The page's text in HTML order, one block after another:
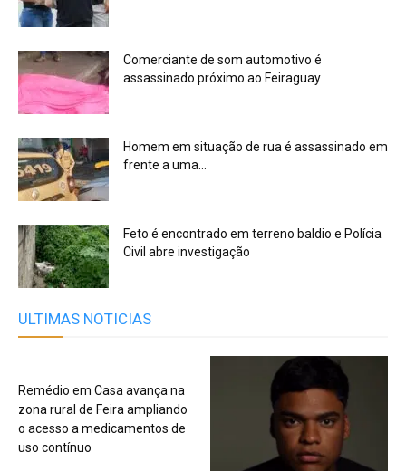
Comerciante de som automotivo é
assassinado próximo ao Feiraguay
Homem em situação de rua é assassinado em
frente a uma...
Feto é encontrado em terreno baldio e Polícia
Civil abre investigação
ÚLTIMAS NOTÍCIAS
Remédio em Casa avança na
zona rural de Feira ampliando
o acesso a medicamentos de
uso contínuo